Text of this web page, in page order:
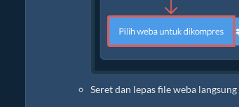
Seret dan lepas file weba